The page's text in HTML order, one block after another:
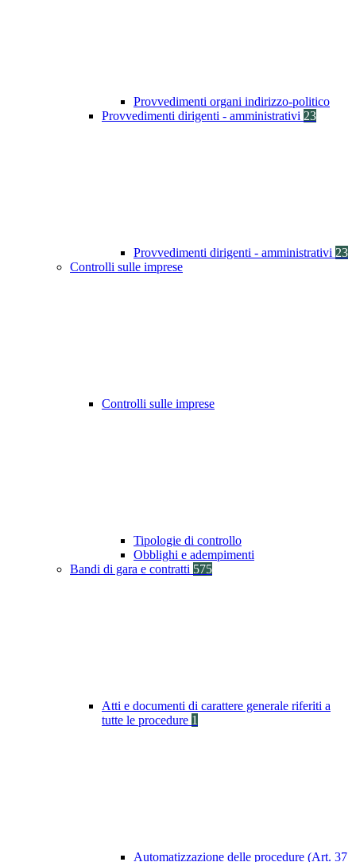
Provvedimenti organi indirizzo-politico
Provvedimenti dirigenti - amministrativi 23
Provvedimenti dirigenti - amministrativi 23
Controlli sulle imprese
Controlli sulle imprese
Tipologie di controllo
Obblighi e adempimenti
Bandi di gara e contratti 575
Atti e documenti di carattere generale riferiti a
tutte le procedure 1
Automatizzazione delle procedure (Art. 37